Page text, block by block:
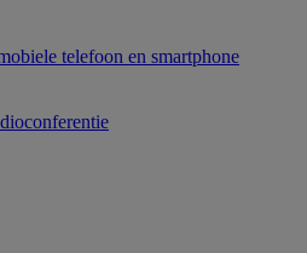
telefoon en smartphone